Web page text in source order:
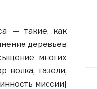
— такие, как
деревьев
многих
волка, газели,
миссии]